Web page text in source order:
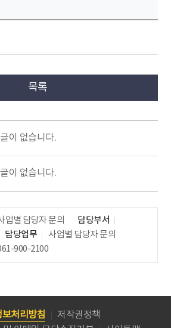
목록
이 없습니다.
이 없습니다.
업별 담당자 문의
담당부서
담당업무
사업별 담당자 문의
900-2100
처리방침
저작권정책